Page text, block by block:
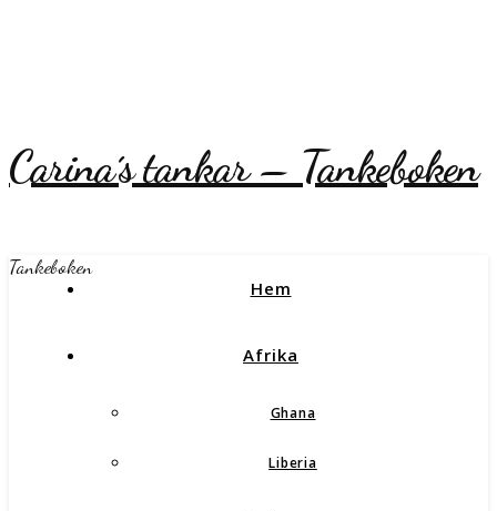
Carina´s tankar – Tankeboken
Tankeboken
Hem
Afrika
Ghana
Liberia